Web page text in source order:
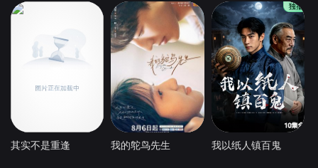
其实不是重逢 我的鸵鸟先生 我以纸人镇百鬼